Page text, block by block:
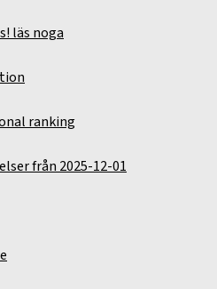
läs noga
ranking
från 2025-12-01